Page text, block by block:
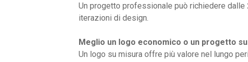
Un progetto professionale può richiedere dalle
iterazioni di design.
Meglio un logo economico o un progetto
Un logo su misura offre più valore nel lungo